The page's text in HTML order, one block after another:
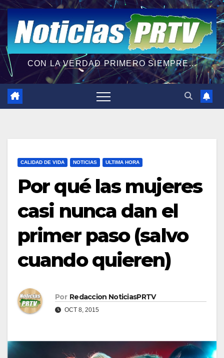
CON LA VERDAD PRIMERO SIEMPRE...
CALIDAD DE VIDA NOTICIAS ULTIMA HORA
Por qué las mujeres
casi nunca dan el
primer paso (salvo
cuando quieren)
Por Redaccion NoticiasPRTV
OCT 8, 2015